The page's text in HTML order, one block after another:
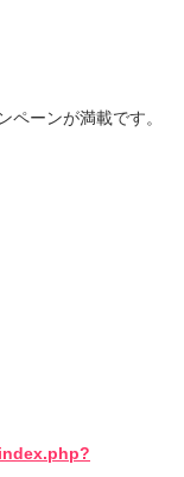
ペーンが満載です。